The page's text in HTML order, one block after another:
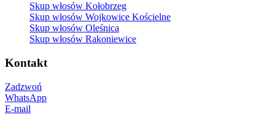
Skup włosów Kołobrzeg
Skup włosów Wojkowice Kościelne
Skup włosów Oleśnica
Skup włosów Rakoniewice
Kontakt
Zadzwoń
WhatsApp
E-mail